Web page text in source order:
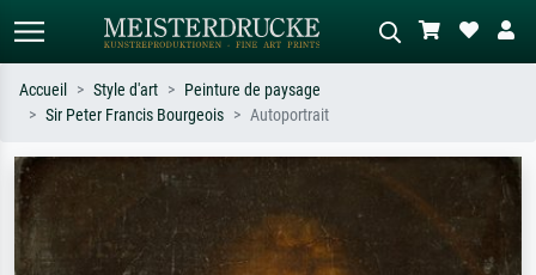
Recherchez par artiste, titre ou style –
impressionnisme, vague de Hokusai,
Décrivez la scène – ex. prairie verte,
abstrait avec beaucoup de rouge,
tableau sombre, nu debout près d'un
Accueil Style d'art
Peinture de paysage
Sir Peter Francis Bourgeois
Autoportrait